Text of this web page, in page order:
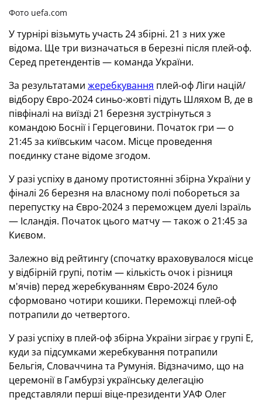
Фото uefa.com
У турнірі візьмуть участь 24 збірні. 21 з них уже
відома. Ще три визначаться в березні після плей-оф.
Серед претендентів — команда України.
За результатами жеребкування плей-оф Ліги націй/
відбору Євро-2024 синьо-жовті підуть Шляхом В, де в
півфіналі на виїзді 21 березня зустрінуться з
командою Боснії і Герцеговини. Початок гри — о
21:45 за київським часом. Місце проведення
поєдинку стане відоме згодом.
У разі успіху в даному протистоянні збірна України у
фіналі 26 березня на власному полі побореться за
перепустку на Євро-2024 з переможцем дуелі Ізраїль
— Ісландія. Початок цього матчу — також о 21:45 за
Києвом.
Залежно від рейтингу (спочатку враховувалося місце
у відбірній групі, потім — кількість очок і різниця
м'ячів) перед жеребкуванням Євро-2024 було
сформовано чотири кошики. Переможці плей-оф
потрапили до четвертого.
У разі успіху в плей-оф збірна України зіграє у групі Е,
куди за підсумками жеребкування потрапили
Бельгія, Словаччина та Румунія. Відзначимо, що на
церемонії в Гамбурзі українську делегацію
представляли перші віце-президенти УАФ Олег